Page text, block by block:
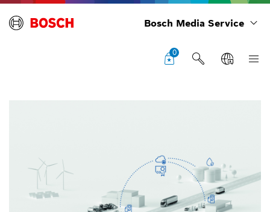
Bosch Media Service
0